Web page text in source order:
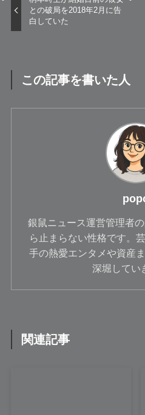
との破局を2018年2月に告
白していた
この記事を書いた人
銀鼠ニュース運営管理者
ら止まらない性格です。
手の熱愛エンタメや資産
深堀してい
関連記事